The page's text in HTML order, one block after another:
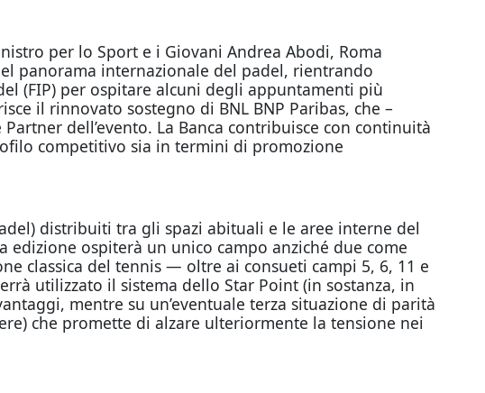
per lo Sport e i Giovani Andrea Abodi, Roma
panorama internazionale del padel, rientrando
(FIP) per ospitare alcuni degli appuntamenti più
il rinnovato sostegno di BNL BNP Paribas, che –
dell’evento. La Banca contribuisce con continuità
competitivo sia in termini di promozione
distribuiti tra gli spazi abituali e le aree interne del
ospiterà un unico campo anziché due come
classica del tennis — oltre ai consueti campi 5, 6, 11 e
utilizzato il sistema dello Star Point (in sostanza, in
mentre su un’eventuale terza situazione di parità
che promette di alzare ulteriormente la tensione nei